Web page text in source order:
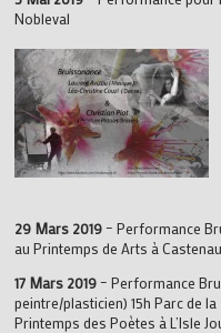
Nobleval
29 Mars 2019– Performance
au Printemps de Arts à
17 Mars 2019– Performance
peintre/plasticien) 15h Parc de
Printemps des Poètes à L’Isle